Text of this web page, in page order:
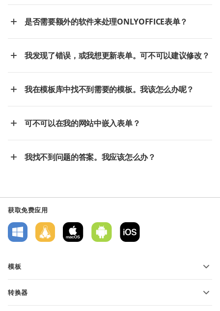
是否需要额外的软件来处理ONLYOFFICE表单？
我发现了错误，或我想更新表单。可不可以建议修改？
我在模板库中找不到需要的模板。我该怎么办呢？
可不可以在我的网站中嵌入表单？
我找不到问题的答案。我应该怎么办？
获取免费应用
模板
文本文档模板
转换器